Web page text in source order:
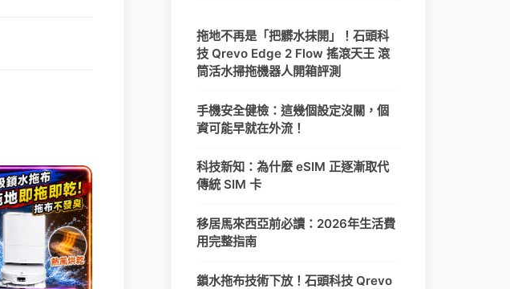
拖地不再是「把髒水抹開」！石頭科
技 Qrevo Edge 2 Flow 搖滾天王 滾
筒活水掃拖機器人開箱評測
手機安全健檢：這幾個設定沒關，個
資可能早就在外流！
科技新知：為什麼 eSIM 正逐漸取代
傳統 SIM 卡
移居馬來西亞前必讀：2026年生活費
用完整指南
鎖水拖布技術下放！石頭科技 Qrevo